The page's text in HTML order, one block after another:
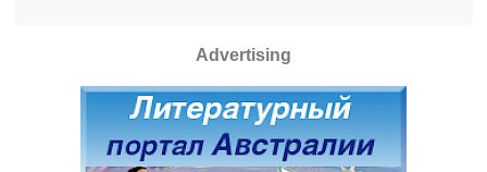
Advertising